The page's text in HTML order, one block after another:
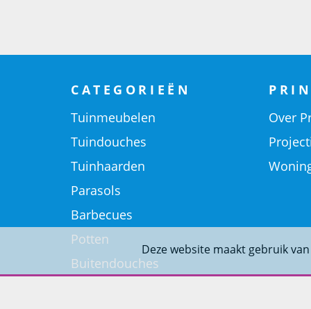
Deze website maakt gebruik
CATEGORIEËN
Tuinmeubelen
Tuindouches
Tuinhaarden
Parasols
Barbecues
Potten
Buitendouches
Over